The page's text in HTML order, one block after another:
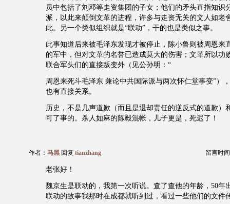
员中包括了刘邓等走资集团的子女；他们的矛头直指知识
派，以此来颠倒文革的进程，许多与走资无关的文人如老
此。另一个类似组织就是“联动”，干的也是类似之事。
此事知道后来被毛泽东发现才被停止，陈小鲁则被周恩来
的军中，但对文革的名誉已造成莫大的伤害；文革所以功
联合军头们的直接叛变外（见公孙明：“
周恩来死斗毛泽东 兼论中共国际派与两次怀仁堂事变”）
也有直接关系。
历史，不是几声道歉（而且是退却责任的逆反式的道歉）
可了事的。杀人如麻的陈毅混帐，儿子更是，死迟了！
作者： 马黑 回复 tianzhang 留言时
老张好！
魏京生是联动的，我第一次听说。查了查他的年龄，50年
联动的故事我那时在成都就听到过，看过一些他们的文件